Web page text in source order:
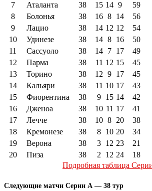
7
Аталанта 38 15 14 9
59
8
Болонья 38 16 8 14
56
9
Лацио 38 14 12 12
54
10
Удинезе 38 14 8 16
50
11
Сассуоло 38 14 7 17
49
12
Парма 38 11 12 15
45
13
Торино 38 12 9 17
45
14
Кальяри 38 11 10 17
43
15
Фиорентина 38 9 15 14
42
16
Дженоа 38 10 11 17
41
17
Лечче 38 10 8 20
38
18
Кремонезе 38 8 10 20
34
19
Верона 38 3 12 23
21
20
Пиза 38 2 12 24
18
Подробная таблица
Следующие матчи Серии А — 38 тур